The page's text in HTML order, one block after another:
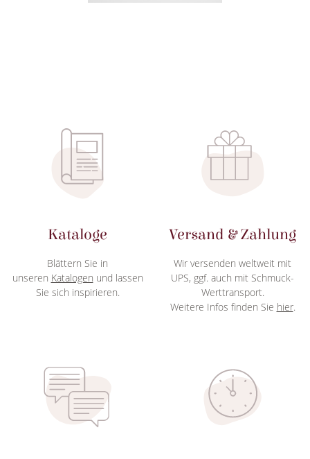
Kataloge
Blättern Sie in
unseren Katalogen und lassen
Sie sich inspirieren.
Versand & Zahlung
Wir versenden weltweit mit
UPS, ggf. auch mit Schmuck-
Werttransport.
Weitere Infos finden Sie hier.